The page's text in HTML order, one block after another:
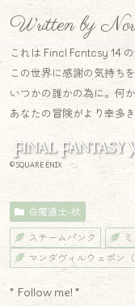
Written by
これは Final Fantasy 14
この世界に感謝の気持ち
いつかの誰かの為に。何
あなたの冒険がより幸多
© SQUARE ENIX
白魔道士-杖
スチームパンク
マンダヴィルウェポン（
* Follow me! *